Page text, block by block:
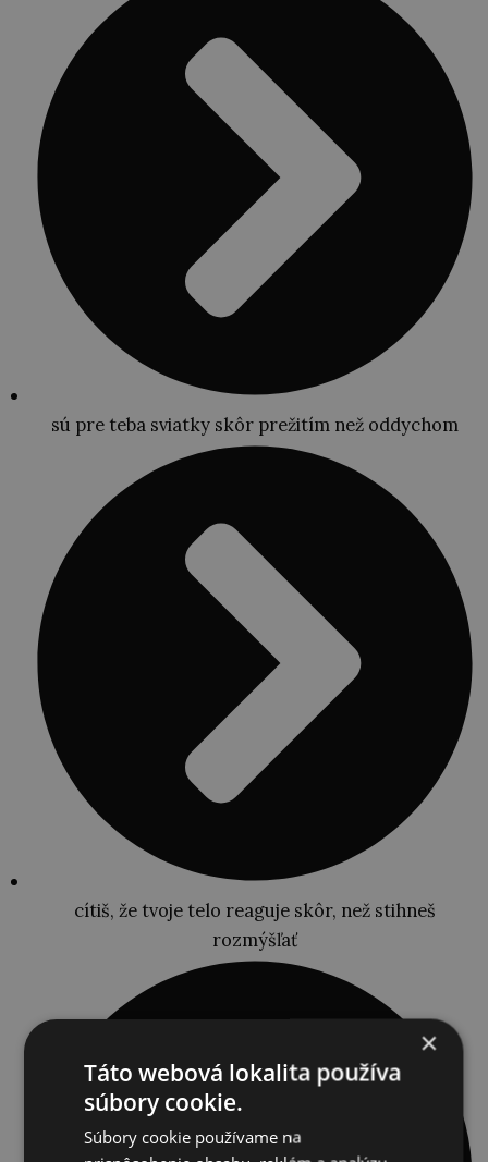
sú pre teba sviatky skôr prežitím než oddychom
cítiš, že tvoje telo reaguje skôr, než stihneš
rozmýšľať
×
Táto webová lokalita používa
súbory cookie.
Súbory cookie používame na